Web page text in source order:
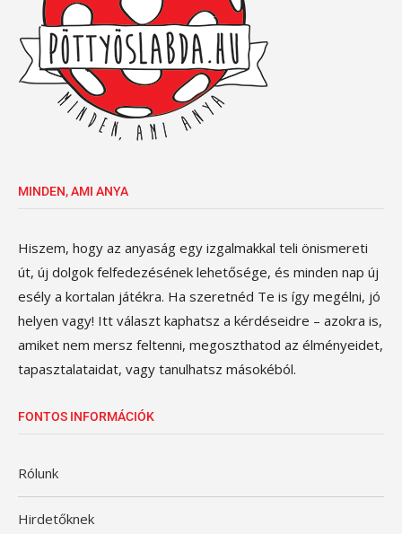
MINDEN, AMI ANYA
Hiszem, hogy az anyaság egy izgalmakkal teli önismereti
út, új dolgok felfedezésének lehetősége, és minden nap új
esély a kortalan játékra. Ha szeretnéd Te is így megélni, jó
helyen vagy! Itt választ kaphatsz a kérdéseidre – azokra is,
amiket nem mersz feltenni, megoszthatod az élményeidet,
tapasztalataidat, vagy tanulhatsz másokéból.
FONTOS INFORMÁCIÓK
Rólunk
Hirdetőknek